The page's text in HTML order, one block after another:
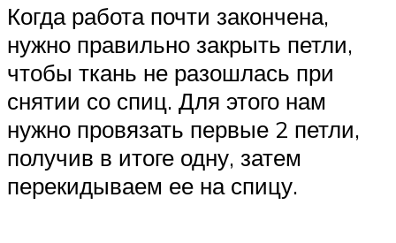
Когда работа почти закончена,
нужно правильно закрыть петли,
чтобы ткань не разошлась при
снятии со спиц. Для этого нам
нужно провязать первые 2 петли,
получив в итоге одну, затем
перекидываем ее на спицу.